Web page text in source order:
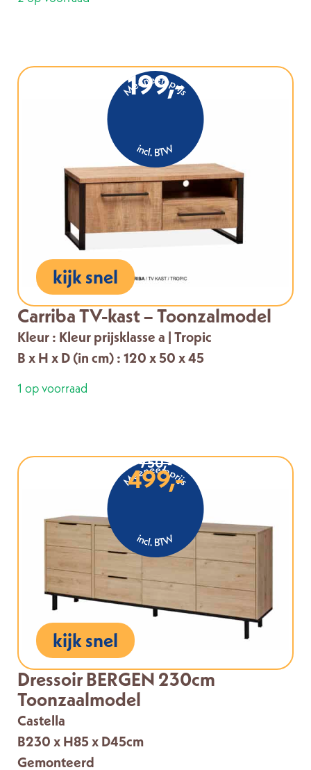
199,-
kijk snel
Carriba TV-kast – Toonzalmodel
Kleur : Kleur prijsklasse a | Tropic
B x H x D (in cm) : 120 x 50 x 45
1 op voorraad
750,-
499,-
kijk snel
Dressoir BERGEN 230cm
Toonzaalmodel
Castella
B230 x H85 x D45cm
Gemonteerd